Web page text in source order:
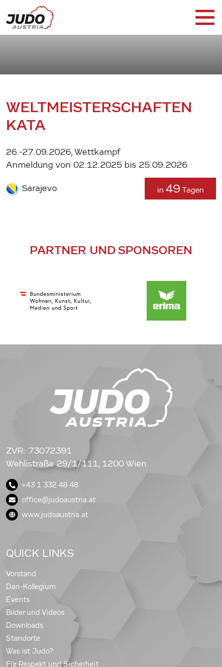
WELTMEISTERSCHAFTEN
KATA
26.-27.09.2026, Wettkampf
Anmeldung von 02.12.2025 bis 25.09.2026
Sarajevo in 49 Tagen
PARTNER UND SPONSOREN
ZVR: 73072391
Wehlistraße 29/1/111, 1200 Wien
+43 1 332 48 48
office@judoaustria.at
www.judoaustria.at
QUICK LINKS
Vorstand
Dan-Kollegium
Events
Bilder und Videos
Downloads
Standorte
Was ist Judo?
Für Respekt und Sicherheit